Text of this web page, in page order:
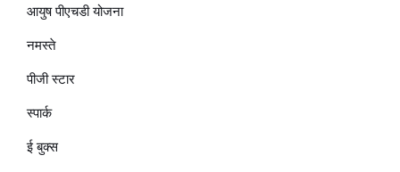
आयुष पीएचडी योजना
नमस्ते
पीजी स्टार
स्पार्क
ई बुक्स